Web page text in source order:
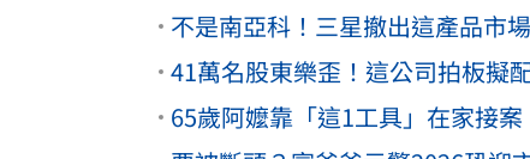
不是南亞科！三星撤出這產品市
41萬名股東樂歪！這公司拍板
65歲阿嬤靠「這1工具」在家接